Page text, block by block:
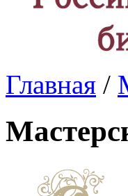
Главная /